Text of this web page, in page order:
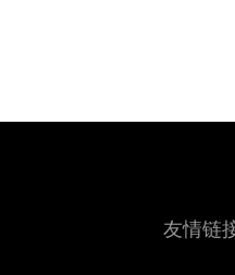
友情链